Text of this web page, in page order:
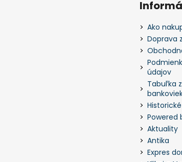
Ako
Doprava
údajov
Tabuľka
Powered
Aktuality
Antika
Expres